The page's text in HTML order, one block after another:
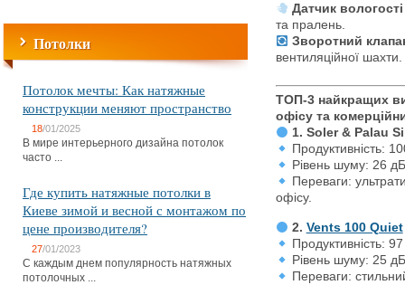
Потолки
Потолок мечты: Как натяжные
конструкции меняют пространство
18/01/2025
В мире интерьерного дизайна потолок
часто ...
Где купить натяжные потолки в
Киеве зимой и весной с монтажом по
цене производителя?
27/01/2023
С каждым днем популярность натяжных
потолочных ...
Датчик вологості
та пралень.
Зворотний
вентиляційної шахти.
ТОП-3 найкращих
офісу та
1. Soler & Palau
Продуктивність:
Рівень шуму: 26 дБ
Переваги:
офісу.
2. Vents 100 Quiet
Продуктивність:
Рівень шуму: 25 дБ
Переваги: